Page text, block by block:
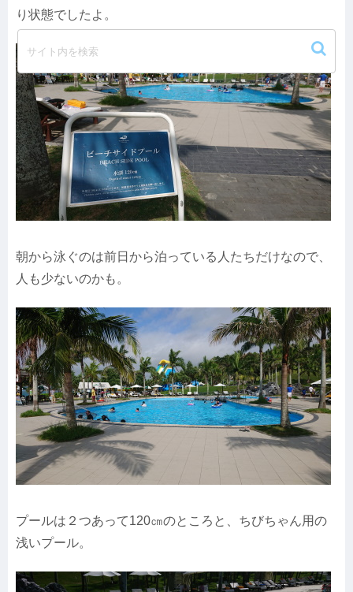
り状態でしたよ。
朝から泳ぐのは前日から泊っている人たちだけなので、
人も少ないのかも。
プールは２つあって120㎝のところと、ちびちゃん用の
浅いプール。